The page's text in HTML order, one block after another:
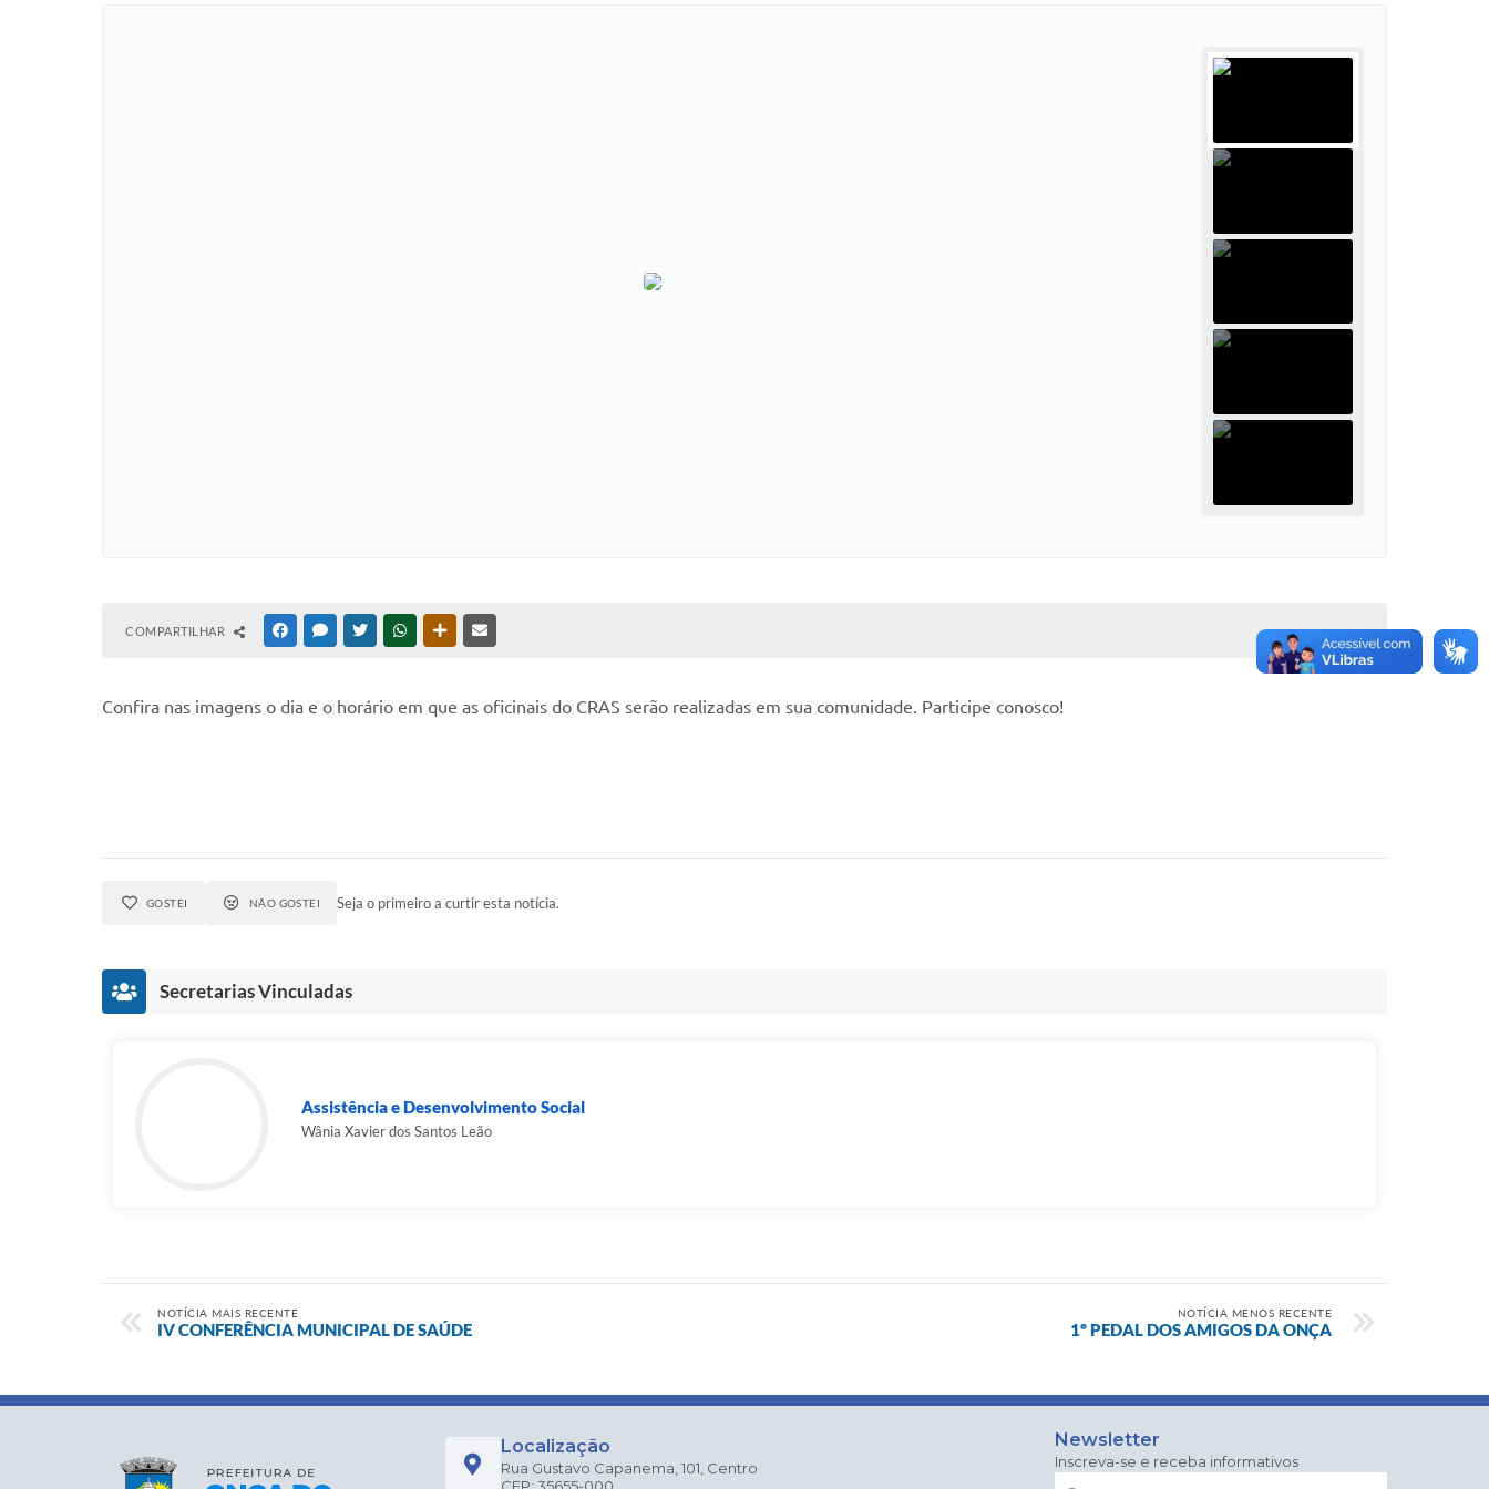
COMPARTILHAR FACEBOOKMESSENGER
TWITTERWHATSAPPOUTRAS MÍDIAS
Confira nas imagens o dia e o horário em que as oficinais do CRAS serão realizadas em sua comunidade. Participe conosco!
GOSTEI NÃO GOSTEI Seja o primeiro a curtir esta notícia.
Secretarias Vinculadas
Assistência e Desenvolvimento Social
Wânia Xavier dos Santos Leão
NOTÍCIA MAIS RECENTE
IV CONFERÊNCIA MUNICIPAL DE SAÚDE
NOTÍCIA MENOS RECENTE
1º PEDAL DOS AMIGOS DA ONÇA
Localização
Rua Gustavo Capanema, 101, Centro
Newsletter
Inscreva-se e receba informativos